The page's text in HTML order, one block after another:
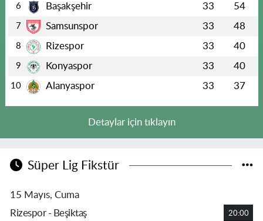
6 Başakşehir 33 54
7 Samsunspor 33 48
8 Rizespor 33 40
9 Konyaspor 33 40
10 Alanyaspor 33 37
Detaylar için tıklayın
Süper Lig Fikstür
15 Mayıs, Cuma
Rizespor - Beşiktaş
20:00